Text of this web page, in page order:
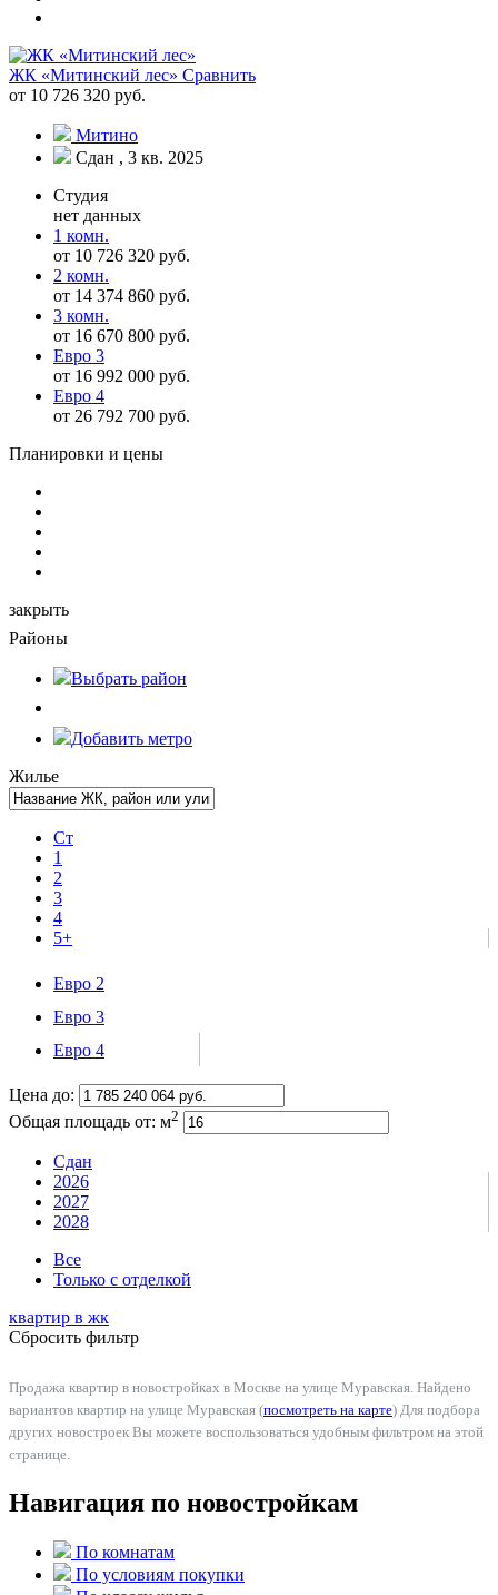
ЖК «Митинский лес» Сравнить
от 10 726 320 руб.
Митино
Сдан , 3 кв. 2025
Студия
нет данных
1 комн.
от 10 726 320 руб.
2 комн.
от 14 374 860 руб.
3 комн.
от 16 670 800 руб.
Евро 3
от 16 992 000 руб.
Евро 4
от 26 792 700 руб.
Планировки и цены
закрыть
Районы
Выбрать район
Добавить метро
Жилье
Ст
1
2
3
4
5+
Евро 2
Евро 3
Евро 4
Цена до:
Общая площадь от: м2
Сдан
2026
2027
2028
Все
Только с отделкой
квартир в жк
Сбросить фильтр
Продажа квартир в новостройках в Москве на улице Муравская. Найдено
вариантов квартир на улице Муравская (посмотреть на карте) Для подбора
других новостроек Вы можете воспользоваться удобным фильтром на этой
странице.
Навигация по новостройкам
По комнатам
По условиям покупки